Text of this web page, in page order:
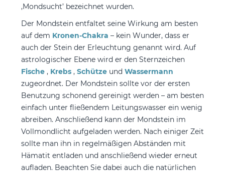
‚Mondsucht’ bezeichnet wurden.
Der Mondstein entfaltet seine Wirkung am besten
auf dem Kronen-Chakra – kein Wunder, dass er
auch der Stein der Erleuchtung genannt wird. Auf
astrologischer Ebene wird er den Sternzeichen
Fische , Krebs , Schütze und Wassermann
zugeordnet. Der Mondstein sollte vor der ersten
Benutzung schonend gereinigt werden – am besten
einfach unter fließendem Leitungswasser ein wenig
abreiben. Anschließend kann der Mondstein im
Vollmondlicht aufgeladen werden. Nach einiger Zeit
sollte man ihn in regelmäßigen Abständen mit
Hämatit entladen und anschließend wieder erneut
aufladen. Beachten Sie dabei auch die natürlichen